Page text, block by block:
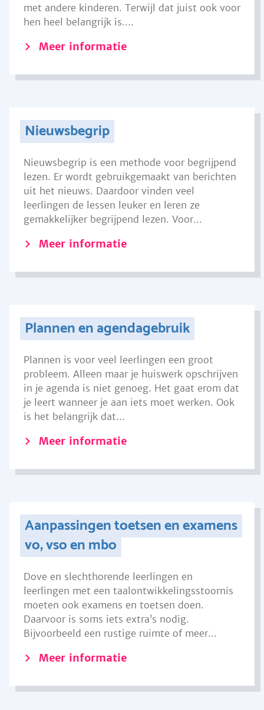
met andere kinderen. Terwijl dat juist ook voor
hen heel belangrijk is....
Meer informatie
Nieuwsbegrip
Nieuwsbegrip is een methode voor begrijpend
lezen. Er wordt gebruikgemaakt van berichten
uit het nieuws. Daardoor vinden veel
leerlingen de lessen leuker en leren ze
gemakkelijker begrijpend lezen. Voor...
Meer informatie
Plannen en agendagebruik
Plannen is voor veel leerlingen een groot
probleem. Alleen maar je huiswerk opschrijven
in je agenda is niet genoeg. Het gaat erom dat
je leert wanneer je aan iets moet werken. Ook
is het belangrijk dat...
Meer informatie
Aanpassingen toetsen en examens
vo, vso en mbo
Dove en slechthorende leerlingen en
leerlingen met een taalontwikkelingsstoornis
moeten ook examens en toetsen doen.
Daarvoor is soms iets extra’s nodig.
Bijvoorbeeld een rustige ruimte of meer...
Meer informatie